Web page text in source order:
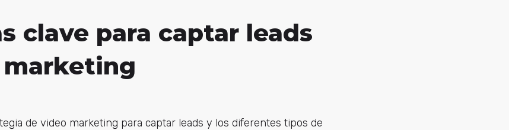
clave para captar leads
de video marketing para captar leads y los diferentes tipos de